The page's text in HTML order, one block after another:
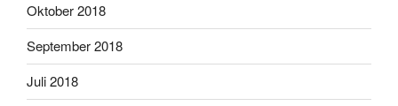
Oktober 2018
September 2018
Juli 2018